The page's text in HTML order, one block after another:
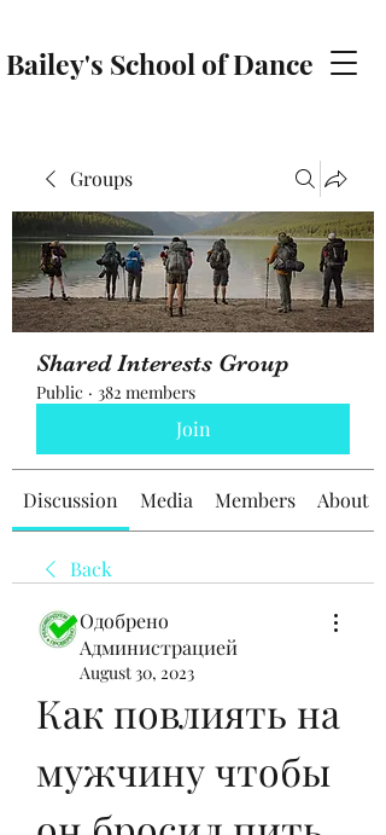
Bailey's School of Dance
Groups
Shared Interests Group
Public · 382 members
Join
Discussion Media Members About
Back
Одобрено
Администрацией
August 30, 2023
Как повлиять на
мужчину чтобы